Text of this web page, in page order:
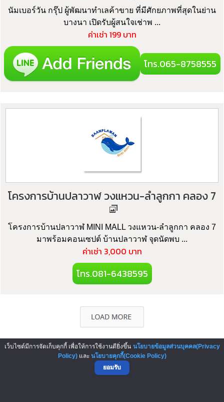
นัมเบอร์วัน กรุ๊ป ผู้พัฒนาทำเลค้าขาย ที่มีศักยภาพที่สุดในย่าน
บางนา เปิดรับผู้สนใจเช่าพ ...
ค่าเช่า 199 บาท
โทร.065-8758555
โครงการบ้านปลาวาฬ วงแหวน-ลำลูกกา คลอง 7
โครงการบ้านปลาวาฬ MINI MALL วงแหวน-ลำลูกกา คลอง 7
มาพร้อมคอนเซปต์ บ้านปลาวาฬ จุดนัดพบ ...
ค่าเช่า 3,000 บาท
โทร.081-6438595
▲ GO TO TOP
เว็บไซต์มีการจัดเก็บคุกกี้ เพื่อให้การใช้งานดียิ่งขึ้น นโยบายข้อมูลส่วนบุคคล(Privacy
Policy)และ นโยบายคุกกี้(Cookie Policy)
ยอมรับ